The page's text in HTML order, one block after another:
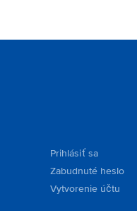
Prihlásiť sa
Zabudnuté heslo
Vytvorenie účtu